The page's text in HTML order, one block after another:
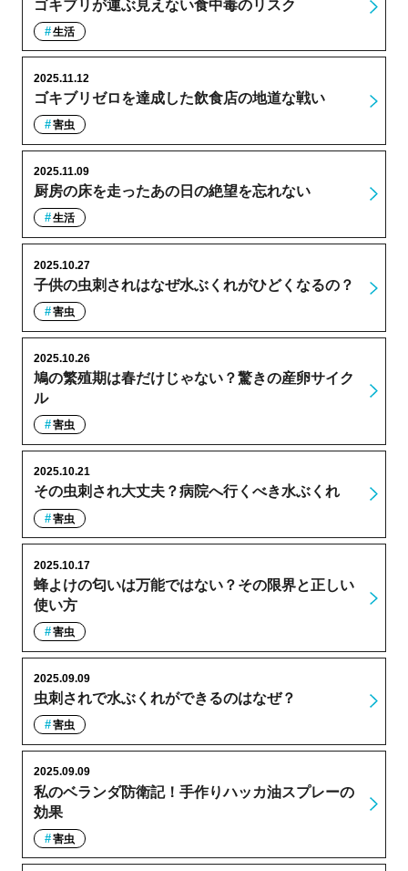
ゴキブリが運ぶ見えない食中毒のリスク
生活
ゴキブリゼロを達成した飲食店の地道な戦い
2025.11.12
害虫
厨房の床を走ったあの日の絶望を忘れない
2025.11.09
生活
子供の虫刺されはなぜ水ぶくれがひどくなるの？
2025.10.27
害虫
鳩の繁殖期は春だけじゃない？驚きの産卵サイク
ル
2025.10.26
害虫
その虫刺され大丈夫？病院へ行くべき水ぶくれ
2025.10.21
害虫
蜂よけの匂いは万能ではない？その限界と正しい
使い方
2025.10.17
害虫
虫刺されで水ぶくれができるのはなぜ？
2025.09.09
害虫
私のベランダ防衛記！手作りハッカ油スプレーの
効果
2025.09.09
害虫